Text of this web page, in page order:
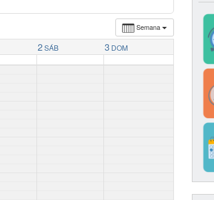
Semana
2 SÁB 3 DOM